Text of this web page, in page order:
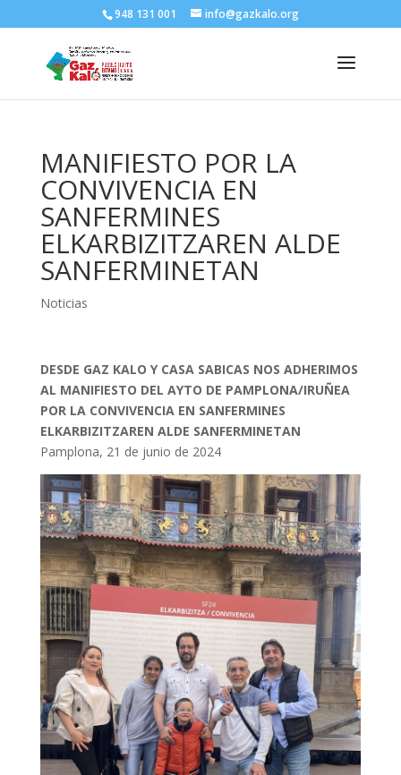
948 131 001 info@gazkalo.org
MANIFIESTO POR LA
CONVIVENCIA EN
SANFERMINES
ELKARBIZITZAREN ALDE
SANFERMINETAN
Noticias
DESDE GAZ KALO Y CASA SABICAS NOS ADHERIMOS
AL MANIFIESTO DEL AYTO DE PAMPLONA/IRUÑEA
POR LA CONVIVENCIA EN SANFERMINES
ELKARBIZITZAREN ALDE SANFERMINETAN
Pamplona, 21 de junio de 2024